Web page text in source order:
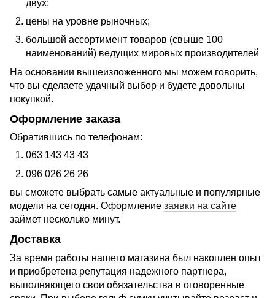
двух;
цены на уровне рыночных;
большой ассортимент товаров (свыше 100
наименований) ведущих мировых производителей
На основании вышеизложенного мы можем говорить,
что вы сделаете удачный выбор и будете довольны
покупкой.
Оформление заказа
Обратившись по телефонам:
063 143 43 43
096 026 26 26
вы сможете выбрать самые актуальные и популярные
модели на сегодня. Оформление заявки на сайте
займет несколько минут.
Доставка
За время работы нашего магазина был накоплен опыт
и приобретена репутация надежного партнера,
выполняющего свои обязательства в оговоренные